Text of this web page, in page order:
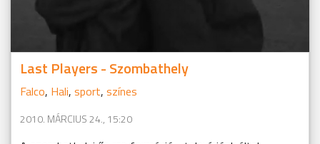
Last Players - Szombathely
Falco, Hali, sport, színes
2010. MÁRCIUS 24., 15:20